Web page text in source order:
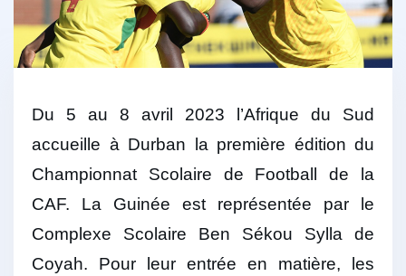
Du 5 au 8 avril 2023 l’Afrique du Sud
accueille à Durban la première édition du
Championnat Scolaire de Football de la
CAF. La Guinée est représentée par le
Complexe Scolaire Ben Sékou Sylla de
Coyah. Pour leur entrée en matière, les